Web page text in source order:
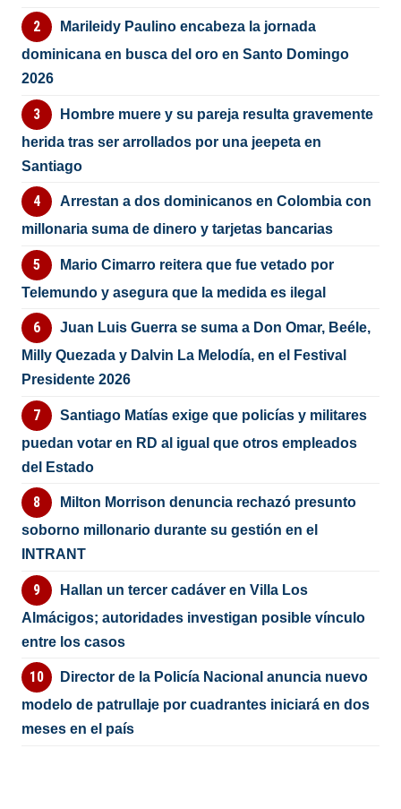
Marileidy Paulino encabeza la jornada
dominicana en busca del oro en Santo Domingo
2026
Hombre muere y su pareja resulta gravemente
herida tras ser arrollados por una jeepeta en
Santiago
Arrestan a dos dominicanos en Colombia con
millonaria suma de dinero y tarjetas bancarias
Mario Cimarro reitera que fue vetado por
Telemundo y asegura que la medida es ilegal
Juan Luis Guerra se suma a Don Omar, Beéle,
Milly Quezada y Dalvin La Melodía, en el Festival
Presidente 2026
Santiago Matías exige que policías y militares
puedan votar en RD al igual que otros empleados
del Estado
Milton Morrison denuncia rechazó presunto
soborno millonario durante su gestión en el
INTRANT
Hallan un tercer cadáver en Villa Los
Almácigos; autoridades investigan posible vínculo
entre los casos
Director de la Policía Nacional anuncia nuevo
modelo de patrullaje por cuadrantes iniciará en dos
meses en el país